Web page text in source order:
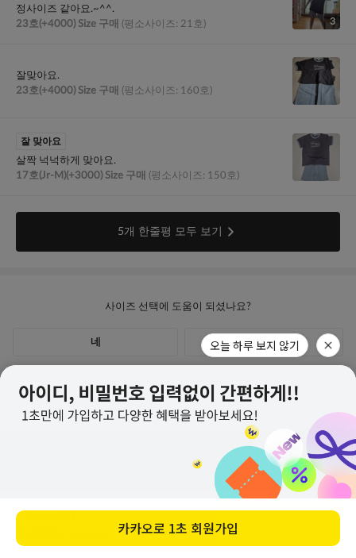
니드상하SET
(20%↓)
[월-목] 10:00 ~14:30
토요일/일요일/공휴일 휴무
우리 1005-302-047686
국민 933901-01-154555
오늘 하루 보지 않기
카카오로 1초 회원가입